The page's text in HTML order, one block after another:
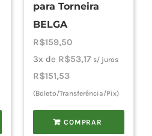
para Torneira
BELGA
R$159,50
3x de R$53,17 s/ juros
R$151,53
(Boleto/Transferência/Pix)
COMPRAR